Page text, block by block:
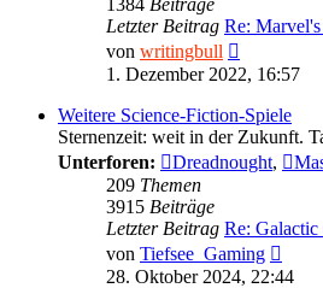
Letzter Beitrag Re:
von writingbull
Beitrag
1. Dezember 2022, 16:57
Weitere Science-Fiction-Spiele
Sternenzeit: weit in der Zukunft.
Unterforen:
Dreadnought,
209 Themen
3915 Beiträge
Letzter Beitrag Re:
von Tiefsee_Gaming
28. Oktober 2024, 22:44